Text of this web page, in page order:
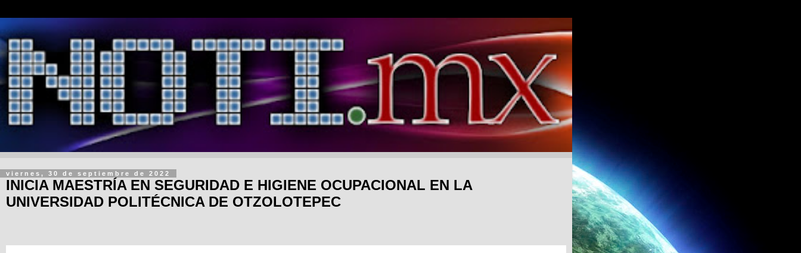
viernes, 30 de septiembre de 2022
INICIA MAESTRÍA EN SEGURIDAD E HIGIENE OCUPACIONAL EN LA
UNIVERSIDAD POLITÉCNICA DE OTZOLOTEPEC